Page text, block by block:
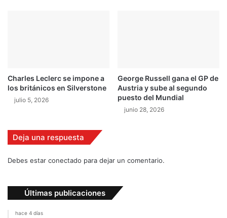
X
2
Charles Leclerc se impone a
los británicos en Silverstone
julio 5, 2026
George Russell gana el GP de
Austria y sube al segundo
puesto del Mundial
junio 28, 2026
Deja una respuesta
Debes estar conectado para dejar un comentario.
Últimas publicaciones
hace 4 días